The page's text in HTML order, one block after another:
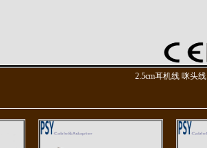
2.5cm耳机线 咪头线